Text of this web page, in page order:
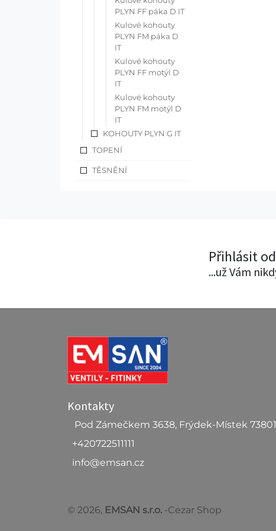
PLYN FF páka D IT
Kulové kohouty
PLYN FM páka D
IT
Kulové kohouty
PLYN FF motýl D
IT
Kulové kohouty
PLYN FM motýl D
IT
KOHOUTY PLYN G IT
TOPENÍ
TĚSNĚNÍ
Přihlásit
...už Vám
Kontakty
Pod Zámečkem 3638, Frýdek-Místek 73801
+420722511111
info@emsan.cz
© 2026, EMSAN s.r.o. -Cezar Shop